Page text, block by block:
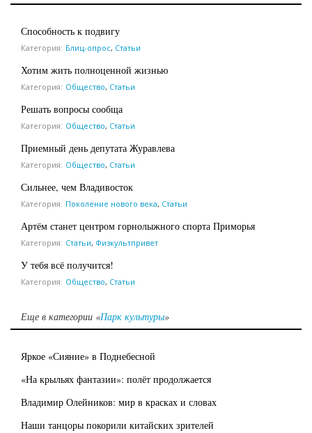
Способность к подвигу
Категория: Блиц-опрос, Статьи
Хотим жить полноценной жизнью
Категория: Общество, Статьи
Решать вопросы сообща
Категория: Общество, Статьи
Приемный день депутата Журавлева
Категория: Общество, Статьи
Сильнее, чем Владивосток
Категория: Поколение нового века, Статьи
Артём станет центром горнолыжного спорта Приморья
Категория: Статьи, Физкультпривет
У тебя всё получится!
Категория: Общество, Статьи
Еще в категории «Парк культуры»
Яркое «Сияние» в Поднебесной
«На крыльях фантазии»: полёт продолжается
Владимир Олейников: мир в красках и словах
Наши танцоры покорили китайских зрителей